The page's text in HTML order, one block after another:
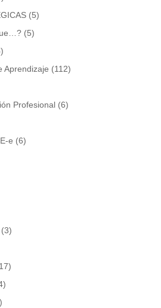
(5)
(5)
Aprendizaje (112)
Profesional(6)
e (6)